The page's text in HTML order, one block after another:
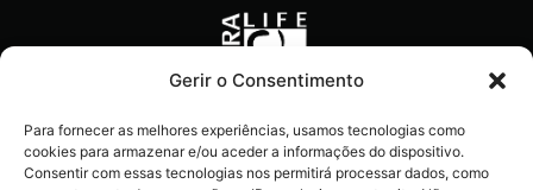
Gerir o Consentimento
Para fornecer as melhores experiências, usamos tecnologias como
cookies para armazenar e/ou aceder a informações do dispositivo.
Consentir com essas tecnologias nos permitirá processar dados, como
Recebe ofertas exclusivas,
novidades e dicas imperdíveis